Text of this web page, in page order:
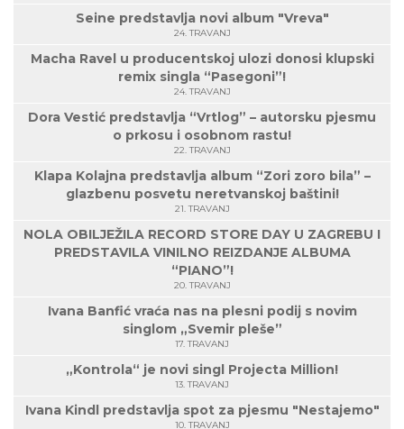
Seine predstavlja novi album "Vreva"
24. TRAVANJ
Macha Ravel u producentskoj ulozi donosi klupski
remix singla “Pasegoni”!
24. TRAVANJ
Dora Vestić predstavlja “Vrtlog” – autorsku pjesmu
o prkosu i osobnom rastu!
22. TRAVANJ
Klapa Kolajna predstavlja album “Zori zoro bila” –
glazbenu posvetu neretvanskoj baštini!
21. TRAVANJ
NOLA OBILJEŽILA RECORD STORE DAY U ZAGREBU I
PREDSTAVILA VINILNO REIZDANJE ALBUMA
“PIANO”!
20. TRAVANJ
Ivana Banfić vraća nas na plesni podij s novim
singlom „Svemir pleše”
17. TRAVANJ
„Kontrola“ je novi singl Projecta Million!
13. TRAVANJ
Ivana Kindl predstavlja spot za pjesmu "Nestajemo"
10. TRAVANJ